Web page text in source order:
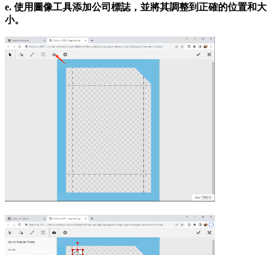
e. 使用圖像工具添加公司標誌，並將其調整到正確的位置和大
小。